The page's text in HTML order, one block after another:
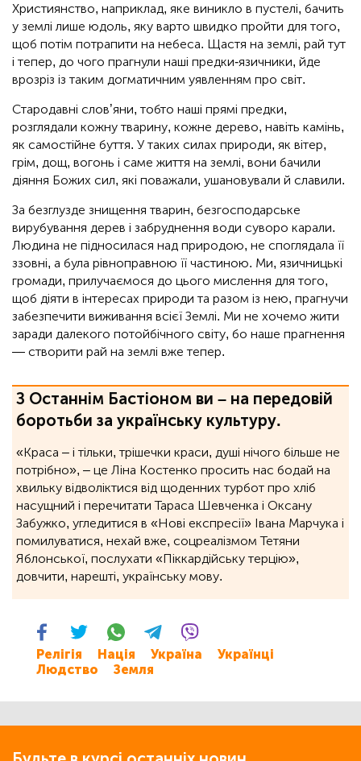
Християнство, наприклад, яке виникло в пустелі, бачить
у землі лише юдоль, яку варто швидко пройти для того,
щоб потім потрапити на небеса. Щастя на землі, рай тут
і тепер, до чого прагнули наші предки-язичники, йде
врозріз із таким догматичним уявленням про світ.
Стародавні слов’яни, тобто наші прямі предки,
розглядали кожну тварину, кожне дерево, навіть камінь,
як самостійне буття. У таких силах природи, як вітер,
грім, дощ, вогонь і саме життя на землі, вони бачили
діяння Божих сил, які поважали, ушановували й славили.
За безглузде знищення тварин, безгосподарське
вирубування дерев і забруднення води суворо карали.
Людина не підносилася над природою, не споглядала її
ззовні, а була рівноправною її частиною. Ми, язичницькі
громади, прилучаємося до цього мислення для того,
щоб діяти в інтересах природи та разом із нею, прагнучи
забезпечити виживання всієї Землі. Ми не хочемо жити
заради далекого потойбічного світу, бо наше прагнення
— створити рай на землі вже тепер.
З Останнім Бастіоном ви – на передовій
боротьби за українську культуру.
«Краса – і тільки, трішечки краси, душі нічого більше не
потрібно», ‒ це Ліна Костенко просить нас бодай на
хвильку відволіктися від щоденних турбот про хліб
насущний і перечитати Тараса Шевченка і Оксану
Забужко, угледитися в «Нові експресії» Івана Марчука і
помилуватися, нехай вже, соцреалізмом Тетяни
Яблонської, послухати «Піккардійську терцію»,
довчити, нарешті, українську мову.
Релігія Нація Україна
Українці
Людство
Земля